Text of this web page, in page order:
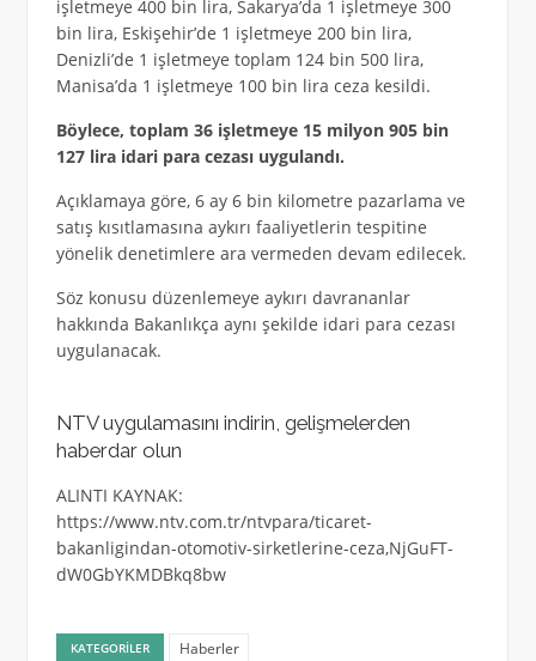
işletmeye 400 bin lira, Sakarya’da 1 işletmeye 300
bin lira, Eskişehir’de 1 işletmeye 200 bin lira,
Denizli’de 1 işletmeye toplam 124 bin 500 lira,
Manisa’da 1 işletmeye 100 bin lira ceza kesildi.
Böylece, toplam 36 işletmeye 15 milyon 905 bin
127 lira idari para cezası uygulandı.
Açıklamaya göre, 6 ay 6 bin kilometre pazarlama ve
satış kısıtlamasına aykırı faaliyetlerin tespitine
yönelik denetimlere ara vermeden devam edilecek.
Söz konusu düzenlemeye aykırı davrananlar
hakkında Bakanlıkça aynı şekilde idari para cezası
uygulanacak.
NTV uygulamasını indirin, gelişmelerden
haberdar olun
ALINTI KAYNAK:
https://www.ntv.com.tr/ntvpara/ticaret-
bakanligindan-otomotiv-sirketlerine-ceza,NjGuFT-
dW0GbYKMDBkq8bw
KATEGORILER Haberler